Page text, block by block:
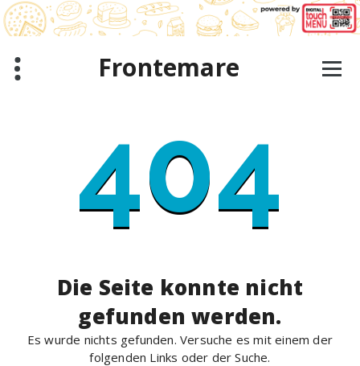
Zum
Inhalt
springen
Frontemare
404
Die Seite konnte nicht
gefunden werden.
Es wurde nichts gefunden. Versuche es mit einem der
folgenden Links oder der Suche.